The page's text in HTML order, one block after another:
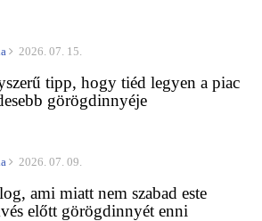
2026. 07. 15.
tipp, hogy tiéd legyen a piac
görögdinnyéje
2026. 07. 09.
ami miatt nem szabad este
előtt görögdinnyét enni